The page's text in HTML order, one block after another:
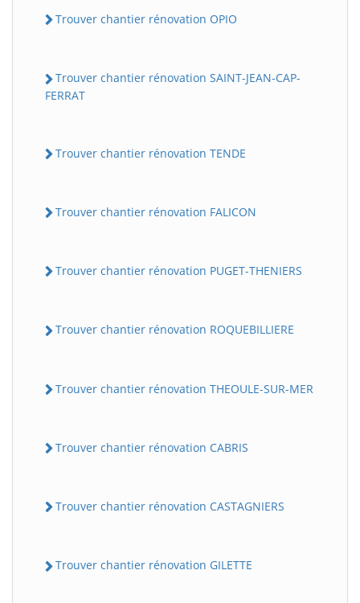
Trouver chantier rénovation OPIO
Trouver chantier rénovation SAINT-JEAN-CAP-
FERRAT
Trouver chantier rénovation TENDE
Trouver chantier rénovation FALICON
Trouver chantier rénovation PUGET-THENIERS
Trouver chantier rénovation ROQUEBILLIERE
Trouver chantier rénovation THEOULE-SUR-MER
Trouver chantier rénovation CABRIS
Trouver chantier rénovation CASTAGNIERS
Trouver chantier rénovation GILETTE